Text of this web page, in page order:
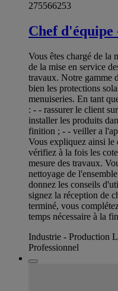
275566253
Chef
Vous êtes chargé de la
de la mise en service
travaux. Notre gamme
bien les protections
menuiseries. En tant
: - - rassurer le client
installer les produits
finition ; - - veiller a
Vous expliquez ainsi le
vérifiez à la fois les
mesure des travaux.
nettoyage de
donnez les conseils
signez la réception de
terminé, vous
temps nécessaire à la
Industrie - Production
Professionnel